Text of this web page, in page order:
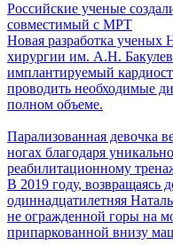
Российские ученые
совместимый с МРТ
Новая разработка
хирургии им. А.Н.
имплантируемый
проводить необходимые
полном объеме.
Парализованная девочка
ногах благодаря
реабилитационному
В 2019 году, возвращаясь
одиннадцатилетняя
не огражденной горы на
припаркованной внизу